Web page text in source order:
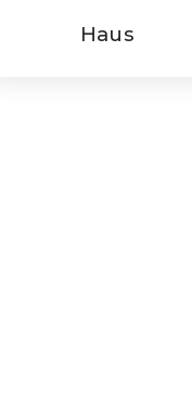
Haus